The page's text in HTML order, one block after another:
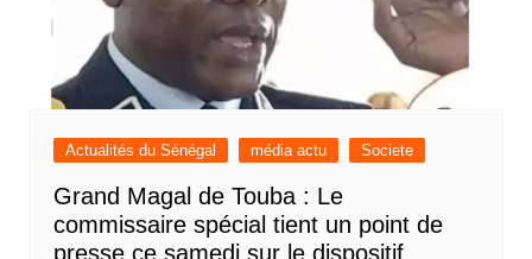
Actualités du Sénégal média actu Societe
Grand Magal de Touba : Le
commissaire spécial tient un point de
presse ce samedi sur le dispositif